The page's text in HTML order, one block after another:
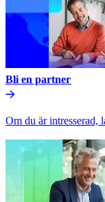
Bli en partner​​
Om du är intresserad,